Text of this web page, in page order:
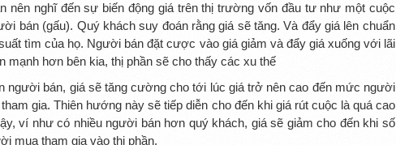
nên nghĩ đến sự biến động giá trên thị trường vốn đầu tư như một cuộc
bán (gấu). Quý khách suy đoán rằng giá sẽ tăng. Và đẩy giá lên chuẩn
tìm của họ. Người bán đặt cược vào giá giảm và đẩy giá xuống với lãi
mạnh hơn bên kia, thị phần sẽ cho thấy các xu thế
người bán, giá sẽ tăng cường cho tới lúc giá trở nên cao đến mức người
gia. Thiên hướng này sẽ tiếp diễn cho đến khi giá rút cuộc là quá cao
ví như có nhiều người bán hơn quý khách, giá sẽ giảm cho đến khi số
mua tham gia vào thị phần.